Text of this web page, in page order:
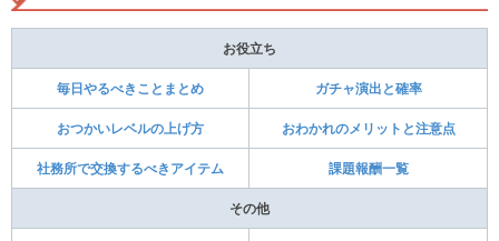
お役立ち
毎日やるべきことまとめ ガチャ演出と確率
おつかいレベルの上げ方 おわかれのメリットと注意点
社務所で交換するべきアイテム 課題報酬一覧
その他